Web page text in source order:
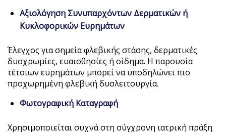
Αξιολόγηση Συνυπαρχόντων Δερματικών ή
Κυκλοφορικών Ευρημάτων
Έλεγχος για σημεία φλεβικής στάσης, δερματικές
δυσχρωμίες, ευαισθησίες ή οίδημα. Η παρουσία
τέτοιων ευρημάτων μπορεί να υποδηλώνει πιο
προχωρημένη φλεβική δυσλειτουργία.
Φωτογραφική Καταγραφή
Χρησιμοποιείται συχνά στη σύγχρονη ιατρική πράξη